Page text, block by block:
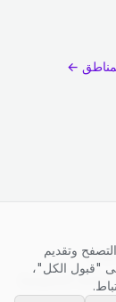
وتقديم
"قبول الكل"،
←
سياسة الخصوصية